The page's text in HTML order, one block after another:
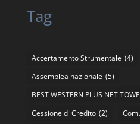
Tag
Accertamento Strumentale (4)
Assemblea nazionale (5)
BEST WESTERN PLUS NET
Cessione di Credito (2)